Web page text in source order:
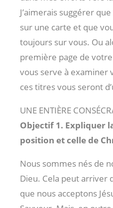
J’aimerais suggérer
sur une carte et que
toujours sur vous. Ou
première page de
vous serve à examiner
ces titres vous seront
UNE ENTIÈRE
Objectif 1. Expliquer
position et celle de
Nous sommes nés de
Dieu. Cela peut arriver
que nous acceptons